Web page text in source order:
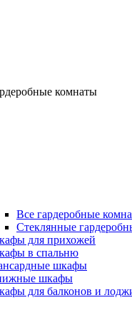
комнаты
Все гардеробные
Стеклянные
для прихожей
в спальню
шкафы
шкафы
для балконов и